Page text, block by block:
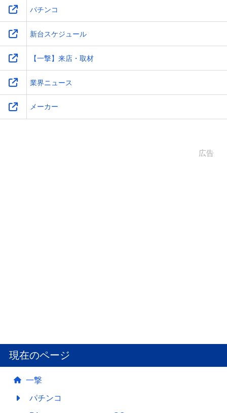
パチンコ
新台スケジュール
【一撃】来店・取材
業界ニュース
メーカー
広告
現在のページ
一撃
パチンコ